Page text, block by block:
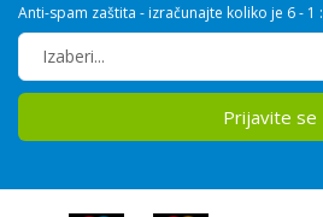
Anti-spam zaštita - izračunajte koliko je 6 - 1 :
Prijavite se